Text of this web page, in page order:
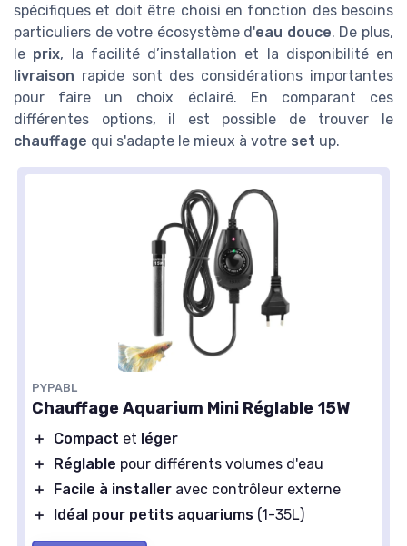
spécifiques et doit être choisi en fonction des besoins
particuliers de votre écosystème d'eau douce. De plus,
le prix, la facilité d’installation et la disponibilité en
livraison rapide sont des considérations importantes
pour faire un choix éclairé. En comparant ces
différentes options, il est possible de trouver le
chauffage qui s'adapte le mieux à votre set up.
PYPABL
Chauffage Aquarium Mini Réglable 15W
＋ Compact et léger
＋
Réglable pour différents volumes d'eau
＋
Facile à installer avec contrôleur externe
＋
Idéal pour petits aquariums (1-35L)